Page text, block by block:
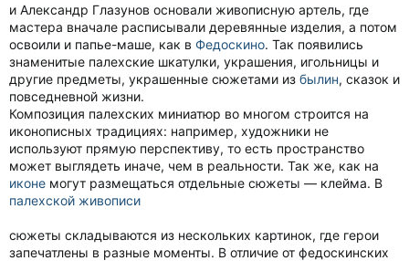
и Александр Глазунов основали живописную артель, где
мастера вначале расписывали деревянные изделия, а потом
освоили и папье-маше, как в Федоскино. Так появились
знаменитые палехские шкатулки, украшения, игольницы и
другие предметы, украшенные сюжетами из былин, сказок и
повседневной жизни.
Композиция палехских миниатюр во многом строится на
иконописных традициях: например, художники не
используют прямую перспективу, то есть пространство
может выглядеть иначе, чем в реальности. Так же, как на
иконе могут размещаться отдельные сюжеты — клейма. В
палехской живописи
сюжеты складываются из нескольких картинок, где герои
запечатлены в разные моменты. В отличие от федоскинских